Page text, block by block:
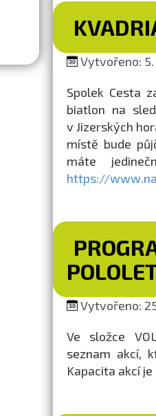
Vytvořeno: 5.
Spolek Cesta
biatlon na
v Jizerských
místě bude
máte
https://
Vytvořeno:
Ve složce
seznam akcí,
Kapacita akcí